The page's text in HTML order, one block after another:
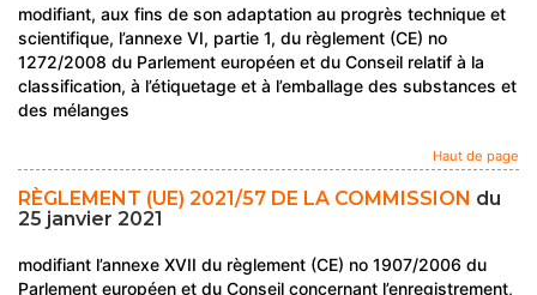
modifiant, aux fins de son adaptation au progrès technique et
scientifique, l’annexe VI, partie 1, du règlement (CE) no
1272/2008 du Parlement européen et du Conseil relatif à la
classification, à l’étiquetage et à l’emballage des substances et
des mélanges
Haut de page
RÈGLEMENT (UE) 2021/57 DE LA COMMISSION du
25 janvier 2021
modifiant l’annexe XVII du règlement (CE) no 1907/2006 du
Parlement européen et du Conseil concernant l’enregistrement,